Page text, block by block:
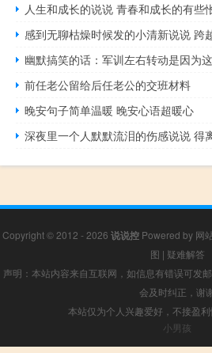
人生和成长的说说 青春和成长的有些
幽默搞笑的话：军训左右转动是因为
前任老公留给后任老公的交班材料
晚安句子简单温暖 晚安心语超暖心
Copyright © 2012 - 2026 说说控 Powered by 网
图 | 疑难解答
声明：本站内容来自互联网，如信息有错误可发
会及时纠正，谢
本站仅为个人兴趣爱好，不接盈
小男孩